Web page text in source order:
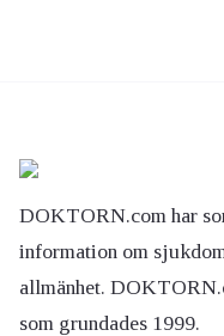
DOKTORN.com har
information om
allmänhet.
som grundades 1999.